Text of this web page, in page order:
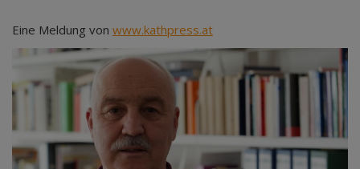
Eine Meldung von www.kathpress.at